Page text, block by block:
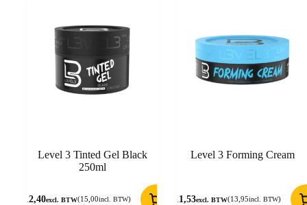
Level 3 Tinted Gel Black
250ml
12,40excl. BTW(15,00incl. BTW)
Level 3 Forming Cream
11,53excl. BTW(13,95incl. BTW)